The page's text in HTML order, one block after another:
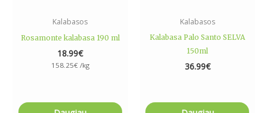
Kalabasos
Rosamonte kalabasa 190 ml
18.99€
158.25€/kg
Kalabasos
Kalabasa Palo Santo SELVA
150ml
36.99€